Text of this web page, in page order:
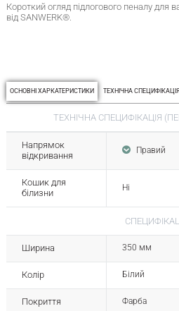
Короткий огляд підлогового пеналу для
від SANWERK®.
ОСНОВНІ ХАРКАТЕРИСТИКИ ТЕХНІЧНА СПЕЦИФІКАЦІЯ
ТЕХНІЧНА СПЕЦИФІКАЦІЯ
Напрямок
відкривання
Правий
Кошик для
білизни
Ні
Ширина 350 мм
Колір Білий
Покриття Фарба